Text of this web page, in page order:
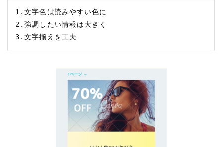
1.文字色は読みやすい色に
2.強調したい情報は大きく